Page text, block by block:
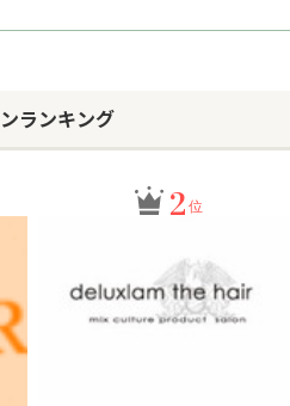
ランキング
2 位